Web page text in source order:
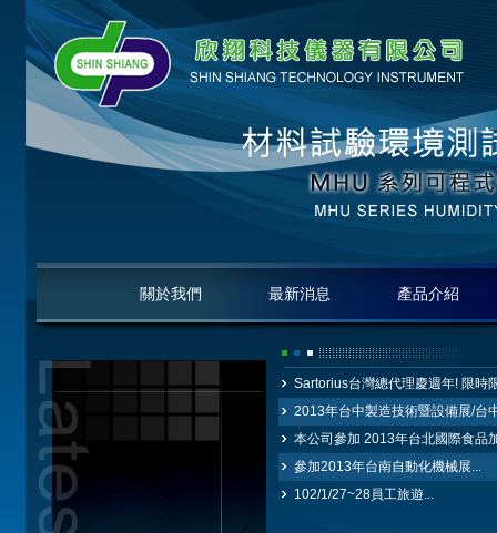
關於我們 最新消息 產品介紹
Sartorius台灣總代理慶週年! 限時
2013年台中製造技術暨設備展/台
本公司參加 2013年台北國際食品
參加2013年台南自動化機械展...
102/1/27~28員工旅遊...